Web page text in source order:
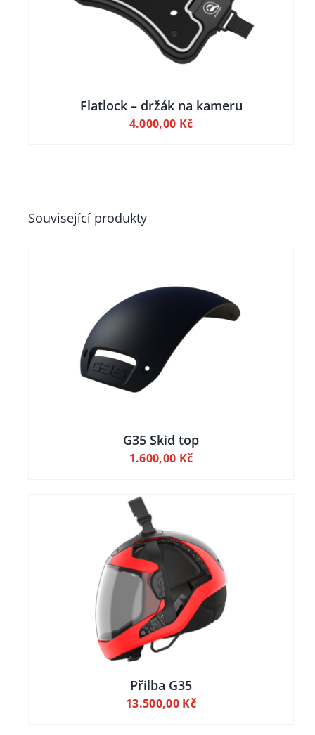
Flatlock – držák na kameru
4.000,00 Kč
Související produkty
G35 Skid top
1.600,00 Kč
Přilba G35
13.500,00 Kč